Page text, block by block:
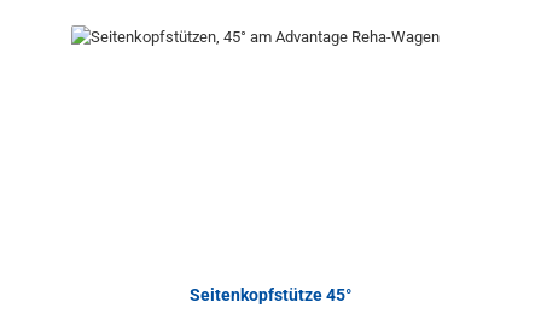
Seitenkopfstütze 45°